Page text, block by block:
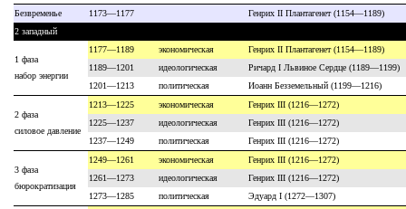
Безвременье
1173—1177
Генрих II Плантагенет (1154—1189)
2 западный
1 фаза
набор энергии
1177—1189 экономическая
Генрих II Плантагенет (1154—1189)
1189—1201
идеологическая
Ричард I Львиное Сердце (1189—1199)
1201—1213
политическая Иоанн Безземельный (1199—1216)
2 фаза
силовое давление
1213—1225 экономическая
Генрих III (1216—1272)
1225—1237
идеологическая
Генрих III (1216—1272)
1237—1249
политическая Генрих III (1216—1272)
3 фаза
бюрократизация
1249—1261 экономическая
Генрих III (1216—1272)
1261—1273
идеологическая
Генрих III (1216—1272)
1273—1285
политическая Эдуард I (1272—1307)